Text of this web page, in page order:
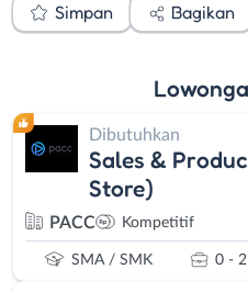
Simpan Bagikan
Dibutuhkan
Sales &
Store)
PACC Kompetitif
SMA / SMK 0 - 2